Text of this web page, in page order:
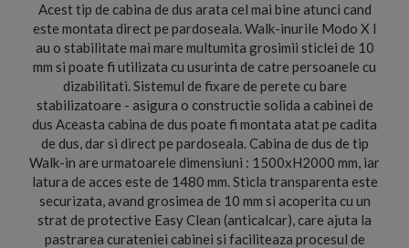
Acest tip de cabina de dus arata cel mai bine atunci cand
este montata direct pe pardoseala. Walk-inurile Modo X I
au o stabilitate mai mare multumita grosimii sticlei de 10
mm si poate fi utilizata cu usurinta de catre persoanele cu
dizabilitati. Sistemul de fixare de perete cu bare
stabilizatoare - asigura o constructie solida a cabinei de
dus Aceasta cabina de dus poate fi montata atat pe cadita
de dus, dar si direct pe pardoseala. Cabina de dus de tip
Walk-in are urmatoarele dimensiuni : 1500xH2000 mm, iar
latura de acces este de 1480 mm. Sticla transparenta este
securizata, avand grosimea de 10 mm si acoperita cu un
strat de protective Easy Clean (anticalcar), care ajuta la
pastrarea curateniei cabinei si faciliteaza procesul de